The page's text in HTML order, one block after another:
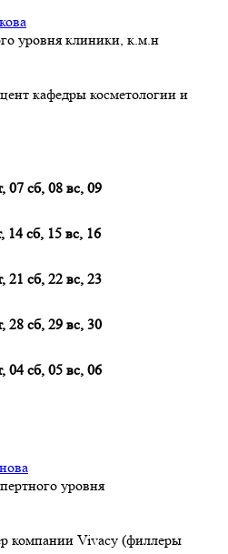
уровня клиники, к.м.н
кафедры косметологии и
07 сб, 08 вс, 09
14 сб, 15 вс, 16
21 сб, 22 вс, 23
28 сб, 29 вс, 30
04 сб, 05 вс, 06
уровня
компании Vivacy (филлеры